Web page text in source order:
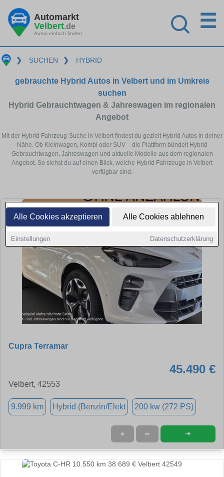
Alle Cookies akzeptieren Alle Cookies ablehnen
Einstellungen Datenschutzerklärung
Automarkt
Velbert.de
Autos einfach finden
☰
❯ SUCHEN ❯ HYBRID
gebrauchte Hybrid Autos in Velbert und im Umkreis
suchen
Hybrid Gebrauchtwagen & Jahreswagen im regionalen
Angebot
Mit der Hybrid Fahrzeug-Suche in Velbert findest du gezielt Hybrid Autos in deiner
Nähe. Ob Kleinwagen, Kombi oder SUV – die Plattform bündelt Hybrid
Gebrauchtwagen, Jahreswagen und aktuelle Modelle aus dem regionalen
Angebot. So siehst du auf einen Blick, welche Hybrid Fahrzeuge in Velbert
verfügbar sind.
Cupra Terramar
45.490 €
Velbert, 42553
9.999 km Hybrid (Benzin/Elekt 200 kw (272 PS)
★ ➦ ➜